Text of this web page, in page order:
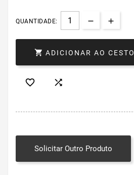
QUANTIDADE:
 ADICIONAR AO CESTO
 
Solicitar Outro Produto